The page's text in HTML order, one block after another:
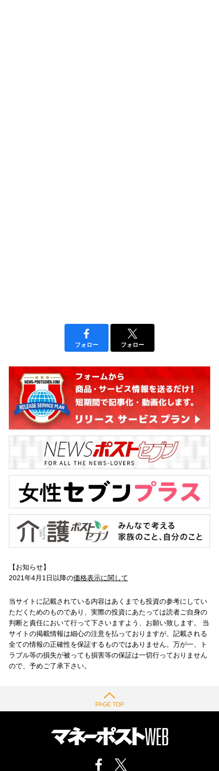
フォロー フォロー
【お知らせ】
2021年4月1日以降の価格表示に関して
当サイトに記載されている内容はあくまでも投資の参考にしてい
ただくためのものであり、実際の投資にあたっては読者ご自身の
判断と責任において行って下さいますよう、お願い致します。 当
サイトの掲載情報は細心の注意を払っておりますが、記載される
全ての情報の正確性を保証するものではありません。万が一、ト
ラブル等の損失が被っても損害等の保証は一切行っておりません
ので、予めご了承下さい。
PAGE TOP